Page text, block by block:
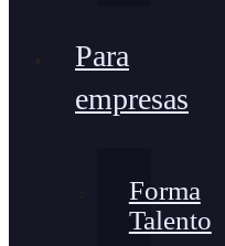
Para
empresas
Forma
Talento